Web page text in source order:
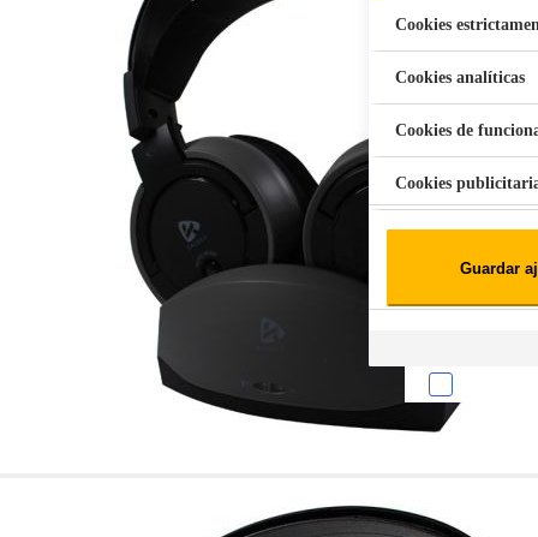
Aspiradora Quitamanchas 450W
Cookies
Cookies analíticas
Cookies de
Cookies
Cuando visitas un
Guardar